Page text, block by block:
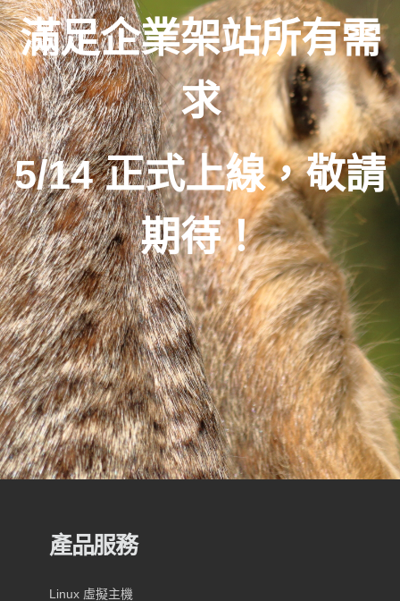
滿足企業架站所有需
求
5/14 正式上線，敬請
期待！
產品服務
Linux 虛擬主機